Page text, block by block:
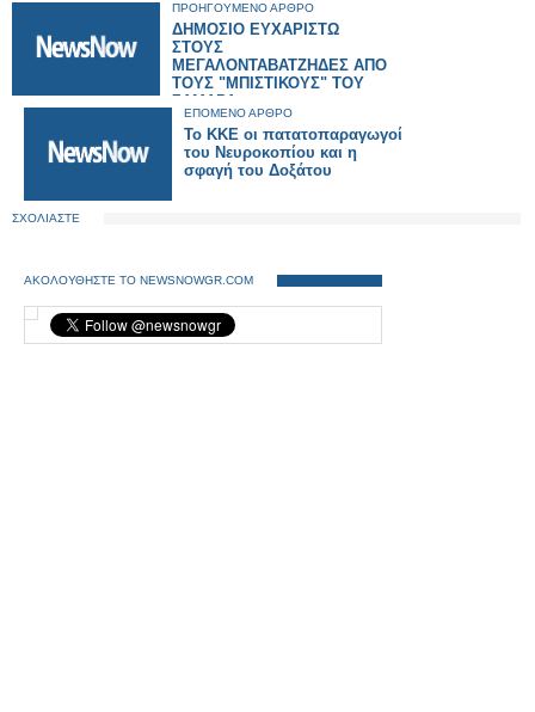
ΠΡΟΗΓΟΥΜΕΝΟ ΑΡΘΡΟ
ΔΗΜΟΣΙΟ ΕΥΧΑΡΙΣΤΩ
ΣΤΟΥΣ
ΜΕΓΑΛΟΝΤΑΒΑΤΖΗΔΕΣ ΑΠΟ
ΤΟΥΣ "ΜΠΙΣΤΙΚΟΥΣ" ΤΟΥ
ΣΑΜΑΡΑ
ΕΠΟΜΕΝΟ ΑΡΘΡΟ
Το ΚΚΕ οι πατατοπαραγωγοί
του Νευροκοπίου και η
σφαγή του Δοξάτου
ΣΧΟΛΙΑΣΤΕ
ΑΚΟΛΟΥΘΗΣΤΕ ΤΟ NEWSNOWGR.COM